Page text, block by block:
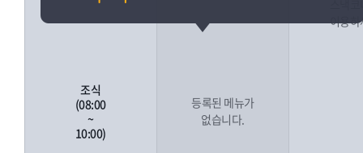
조식
(08:00
~
10:00)
등록된 메뉴가
없습니다.
이용하